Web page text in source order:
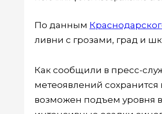
По данным
ливни с грозами, град и
Как сообщили в пресс-
метеоявлений сохранится
возможен подъем уровня